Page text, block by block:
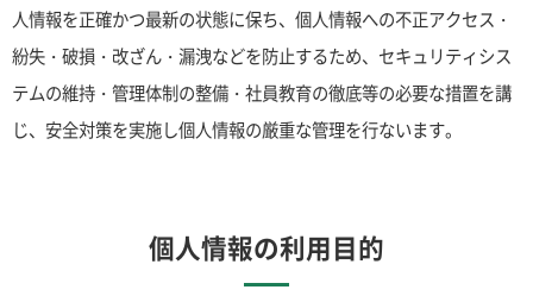
人情報を正確かつ最新の状態に保ち、個人情報への不正アクセス・
紛失・破損・改ざん・漏洩などを防止するため、セキュリティシス
テムの維持・管理体制の整備・社員教育の徹底等の必要な措置を講
じ、安全対策を実施し個人情報の厳重な管理を行ないます。
個人情報の利用目的